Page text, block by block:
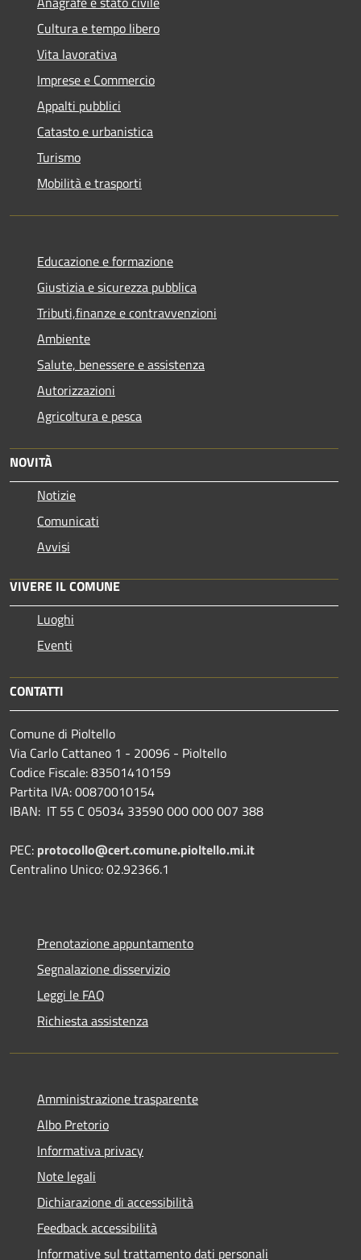
Cultura e tempo libero
Vita lavorativa
Imprese e Commercio
Appalti pubblici
Catasto e urbanistica
Turismo
Mobilità e trasporti
Educazione e formazione
Giustizia e sicurezza pubblica
Tributi,finanze e contravvenzioni
Ambiente
Salute, benessere e assistenza
Autorizzazioni
Agricoltura e pesca
NOVITÀ
Notizie
Comunicati
Avvisi
VIVERE IL COMUNE
Luoghi
Eventi
CONTATTI
Comune di Pioltello
Via Carlo Cattaneo 1 - 20096 - Pioltello
Codice Fiscale: 83501410159
Partita IVA: 00870010154
IBAN: IT 55 C 05034 33590 000 000 007 388
PEC: protocollo@cert.comune.pioltello.mi.it
Centralino Unico: 02.92366.1
Prenotazione appuntamento
Segnalazione disservizio
Leggi le FAQ
Richiesta assistenza
Amministrazione trasparente
Albo Pretorio
Informativa privacy
Note legali
Dichiarazione di accessibilità
Feedback accessibilità
Informative sul trattamento dati personali